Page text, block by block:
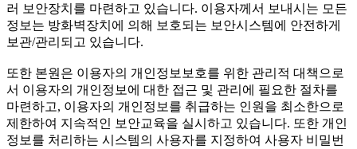
러 보안장치를 마련하고 있습니다. 이용자께서 보내시는 모든
정보는 방화벽장치에 의해 보호되는 보안시스템에 안전하게
보관/관리되고 있습니다.
또한 본원은 이용자의 개인정보보호를 위한 관리적 대책으로
서 이용자의 개인정보에 대한 접근 및 관리에 필요한 절차를
마련하고, 이용자의 개인정보를 취급하는 인원을 최소한으로
제한하여 지속적인 보안교육을 실시하고 있습니다. 또한 개인
정보를 처리하는 시스템의 사용자를 지정하여 사용자 비밀번